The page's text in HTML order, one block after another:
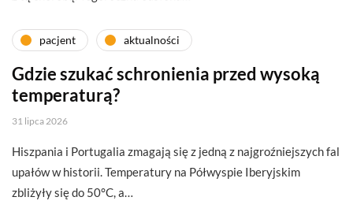
pacjent aktualności
Gdzie szukać schronienia przed wysoką
temperaturą?
31 lipca 2026
Hiszpania i Portugalia zmagają się z jedną z najgroźniejszych fal
upałów w historii. Temperatury na Półwyspie Iberyjskim
zbliżyły się do 50°C, a…